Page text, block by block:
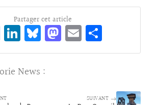
Partager cet article
Fa
ce
bo
o
k
Li
n
ke
dI
n
Bl
ue
sk
M
as
o
E
m rt
News :
SUIVANT →